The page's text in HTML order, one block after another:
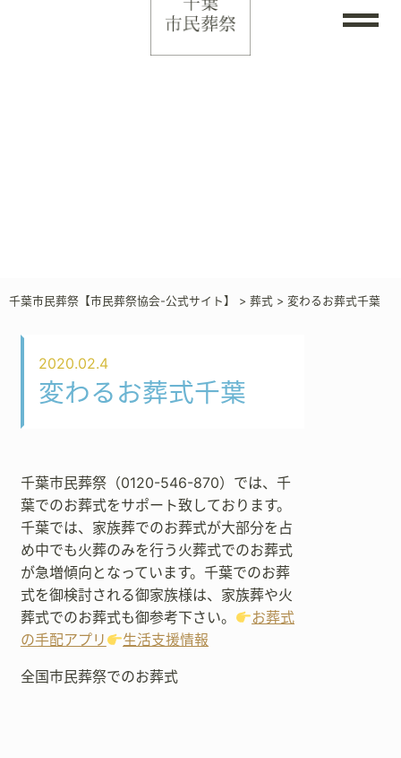
千葉市民葬祭【市民葬祭協会-公式サイト】 > 葬式 > 変わるお葬式千葉
2020.02.4
変わるお葬式千葉
千葉市民葬祭（0120-546-870）では、千
葉でのお葬式をサポート致しております。
千葉では、家族葬でのお葬式が大部分を占
め中でも火葬のみを行う火葬式でのお葬式
が急増傾向となっています。千葉でのお葬
式を御検討される御家族様は、家族葬や火
葬式でのお葬式も御参考下さい。
お葬式
の手配アプリ
生活支援情報
全国市民葬祭でのお葬式